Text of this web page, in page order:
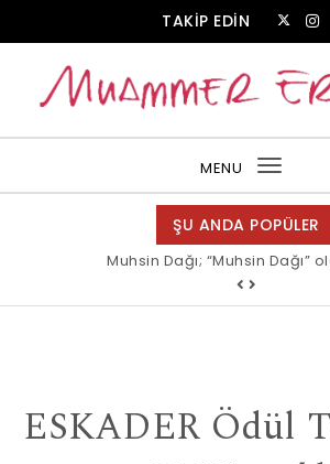
TAKİP EDİN
MENU
Toggle
ŞU ANDA POPÜLER
Muhsin Dağı; “Muhsin Dağı”
Allah bir, dese sözüne inanır
ESKADER Ödül